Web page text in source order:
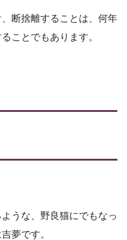
断捨離することは、何年
ことでもあります。
うな、野良猫にでもなっ
夢です。